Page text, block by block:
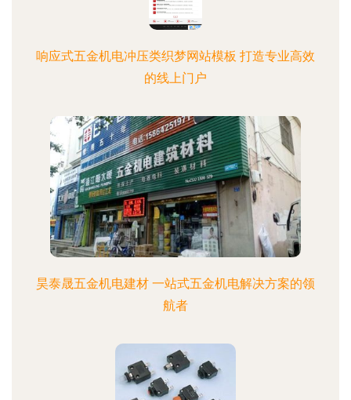
响应式五金机电冲压类织梦网站模板 打造专业高效
的线上门户
昊泰晟五金机电建材 一站式五金机电解决方案的领
航者